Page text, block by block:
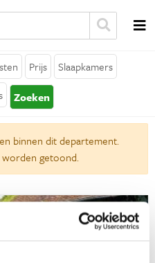
Prijs
Slaapkamers
Zoeken
binnen dit departement.
getoond.